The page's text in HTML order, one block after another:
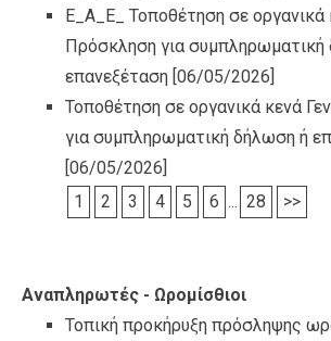
Ε_Α_Ε_ Τοποθέτηση σε οργανικά
Πρόσκληση για
επανεξέταση [06/05/2026]
Τοποθέτηση σε οργανικά κενά
για συμπληρωματική δήλωση ή
[06/05/2026]
1
2 3 4 5 6 ... 28 >>
Αναπληρωτές - Ωρομίσθιοι
Τοπική προκήρυξη πρόσληψης